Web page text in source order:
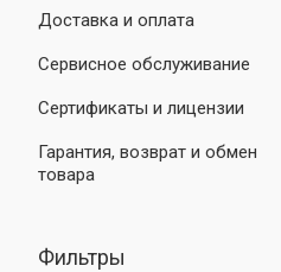
Доставка и оплата
Сервисное обслуживание
Сертификаты и лицензии
Гарантия, возврат и обмен
товара
Фильтры